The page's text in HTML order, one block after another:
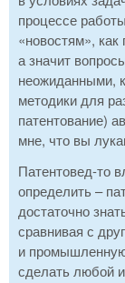
процессе
«новостям»,
а значит
неожиданными,
методики для
патентование)
мне, что вы
Патентовед-то
определить –
достаточно
сравнивая с
и
сделать любой